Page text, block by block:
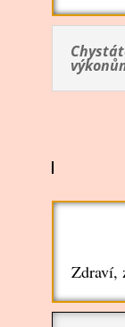
Zdraví,